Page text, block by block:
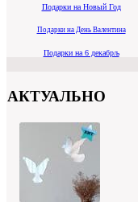
Подарки на Новый Год
Подарки на День Валентина
Подарки на 6 декабрљ
АКТУАЛЬНО